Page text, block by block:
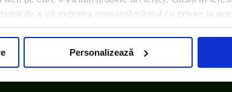
de a vă exprima consimțământul cu privire la
Personalizează